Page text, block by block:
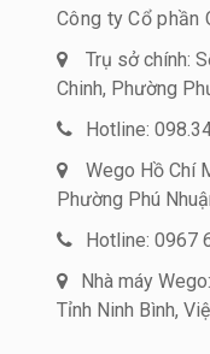
Công ty Cổ phần
Trụ sở chính:
Chinh, Phường
Hotline:
Wego Hồ Chí
Phường Phú
Hotline: 0967
Nhà máy
Tỉnh Ninh Bình,